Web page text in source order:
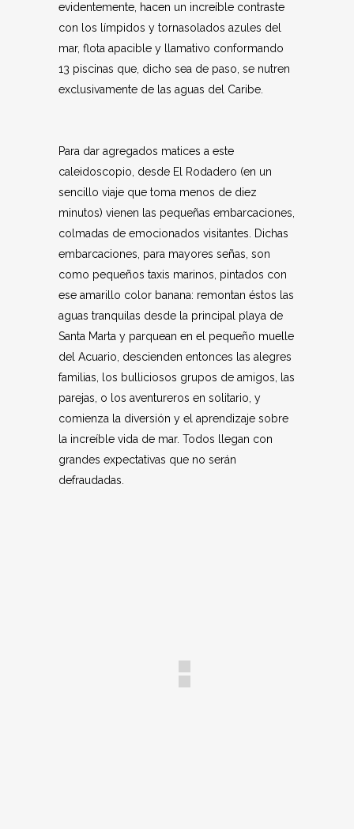
evidentemente, hacen un increíble contraste
con los límpidos y tornasolados azules del
mar, flota apacible y llamativo conformando
13 piscinas que, dicho sea de paso, se nutren
exclusivamente de las aguas del Caribe.
Para dar agregados matices a este
caleidoscopio, desde El Rodadero (en un
sencillo viaje que toma menos de diez
minutos) vienen las pequeñas embarcaciones,
colmadas de emocionados visitantes. Dichas
embarcaciones, para mayores señas, son
como pequeños taxis marinos, pintados con
ese amarillo color banana: remontan éstos las
aguas tranquilas desde la principal playa de
Santa Marta y parquean en el pequeño muelle
del Acuario, descienden entonces las alegres
familias, los bulliciosos grupos de amigos, las
parejas, o los aventureros en solitario, y
comienza la diversión y el aprendizaje sobre
la increíble vida de mar. Todos llegan con
grandes expectativas que no serán
defraudadas.